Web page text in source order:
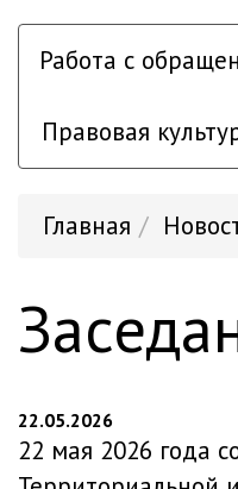
Работа с
Правовая
Главная
22.05.2026
22 мая 2026 года